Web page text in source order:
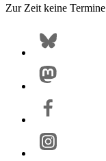
Zur Zeit keine Termine